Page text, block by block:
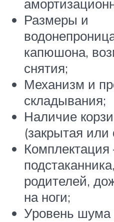
Размеры и
капюшона,
снятия;
Механизм и
складывания;
Наличие
(закрытая или
Комплектация
родителей,
на ноги;
Уровень шума